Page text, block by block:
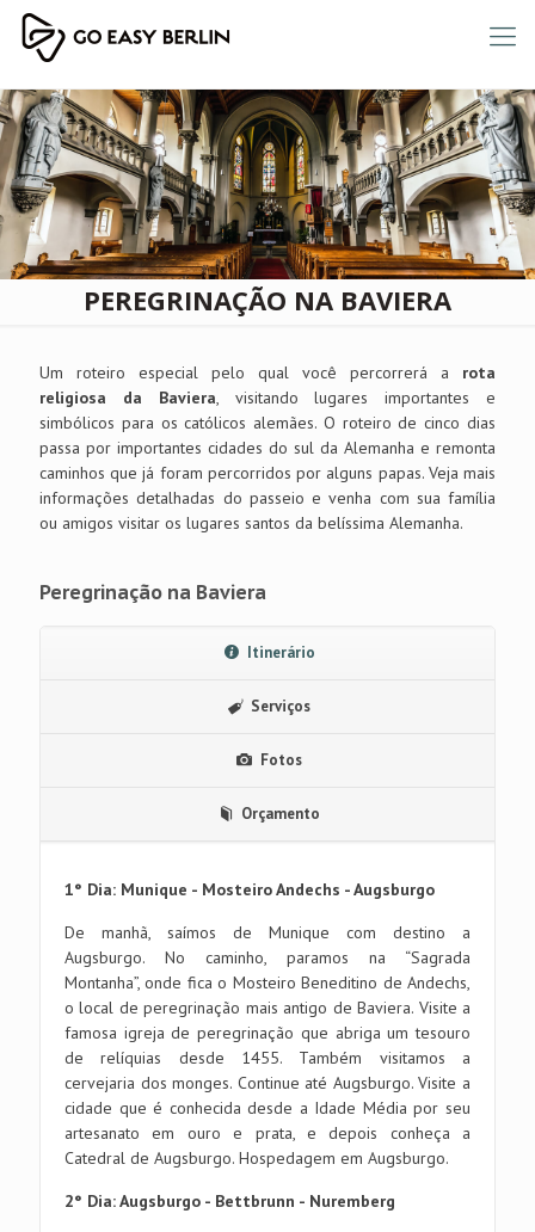
PEREGRINAÇÃO NA BAVIERA
Um roteiro especial pelo qual você percorrerá a rota
religiosa da Baviera, visitando lugares importantes e
simbólicos para os católicos alemães. O roteiro de cinco dias
passa por importantes cidades do sul da Alemanha e remonta
caminhos que já foram percorridos por alguns papas. Veja mais
informações detalhadas do passeio e venha com sua família
ou amigos visitar os lugares santos da belíssima Alemanha.
Peregrinação na Baviera
Itinerário
Serviços
Fotos
Orçamento
1° Dia: Munique - Mosteiro Andechs - Augsburgo
De manhã, saímos de Munique com destino a
Augsburgo. No caminho, paramos na “Sagrada
Montanha”, onde fica o Mosteiro Beneditino de Andechs,
o local de peregrinação mais antigo de Baviera. Visite a
famosa igreja de peregrinação que abriga um tesouro
de relíquias desde 1455. Também visitamos a
cervejaria dos monges. Continue até Augsburgo. Visite a
cidade que é conhecida desde a Idade Média por seu
artesanato em ouro e prata, e depois conheça a
Catedral de Augsburgo. Hospedagem em Augsburgo.
2° Dia: Augsburgo - Bettbrunn - Nuremberg